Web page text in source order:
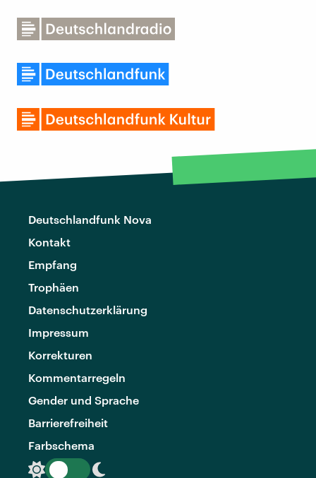
Deutschlandfunk Nova
Kontakt
Empfang
Trophäen
Datenschutzerklärung
Impressum
Korrekturen
Kommentarregeln
Gender und Sprache
Barrierefreiheit
Farbschema